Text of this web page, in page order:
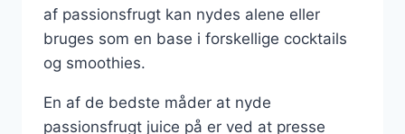
af passionsfrugt kan nydes alene eller
bruges som en base i forskellige cocktails
og smoothies.
En af de bedste måder at nyde
passionsfrugt juice på er ved at presse